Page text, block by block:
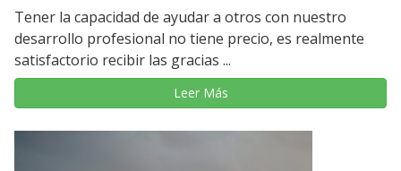
Tener la capacidad de ayudar a otros con nuestro
desarrollo profesional no tiene precio, es realmente
satisfactorio recibir las gracias ...
Leer Más